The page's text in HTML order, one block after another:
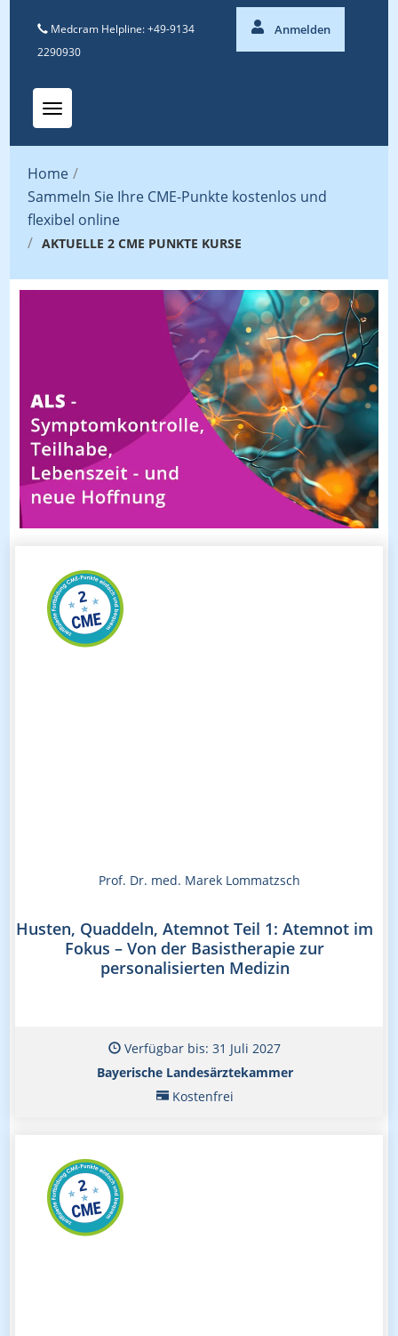
Medcram Helpline: +49-9134
2290930
Anmelden
Toggle navigation
Home /
Sammeln Sie Ihre CME-Punkte kostenlos und
flexibel online
/ AKTUELLE 2 CME PUNKTE KURSE
Prof. Dr. med. Marek Lommatzsch
Husten, Quaddeln, Atemnot Teil 1: Atemnot im
Fokus – Von der Basistherapie zur
personalisierten Medizin
Verfügbar bis: 31 Juli 2027
Bayerische Landesärztekammer
Kostenfrei